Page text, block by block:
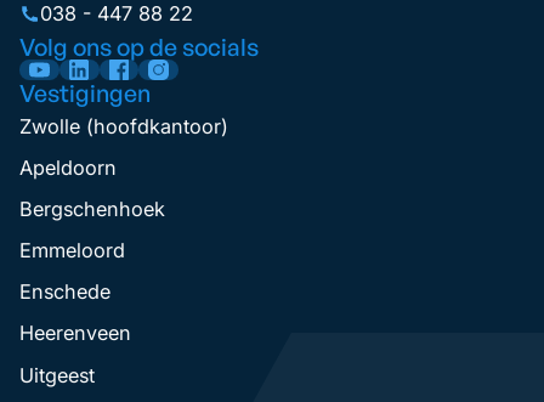
038 - 447 88 22
Volg ons op de socials
Vestigingen
Zwolle (hoofdkantoor)
Apeldoorn
Bergschenhoek
Emmeloord
Enschede
Heerenveen
Uitgeest